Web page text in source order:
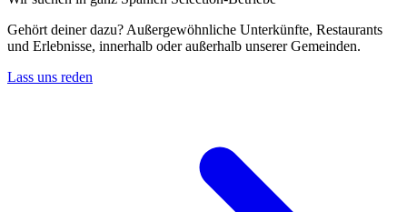
Gehört deiner dazu? Außergewöhnliche Unterkünfte, Restaurants
und Erlebnisse, innerhalb oder außerhalb unserer Gemeinden.
Lass uns reden